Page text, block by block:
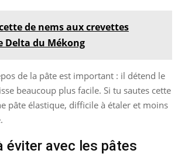
de nems aux crevettes
Delta du Mékong
de la pâte est important : il détend le
beaucoup plus facile. Si tu sautes cette
pâte élastique, difficile à étaler et moins
éviter avec les pâtes